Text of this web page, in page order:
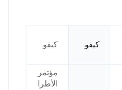
كيفو كيفو
مؤتمر
الأطرا